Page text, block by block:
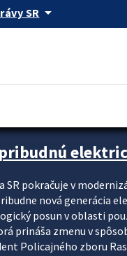
SR arrow_drop_down
pokračuje v
nová generácia
posun v oblasti
prináša zmenu v
Policajného zboru